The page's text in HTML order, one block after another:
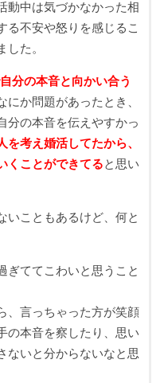
動中は気づかなかった相
る不安や怒りを感じるこ
した。
分の本音と向かい合う
にか問題があったとき、
分の本音を伝えやすかっ
を考え婚活してたから、
くことができてると思い
いこともあるけど、何と
ぎててこわいと思うこと
、言っちゃった方が笑顔
の本音を察したり、思い
ないと分からないなと思